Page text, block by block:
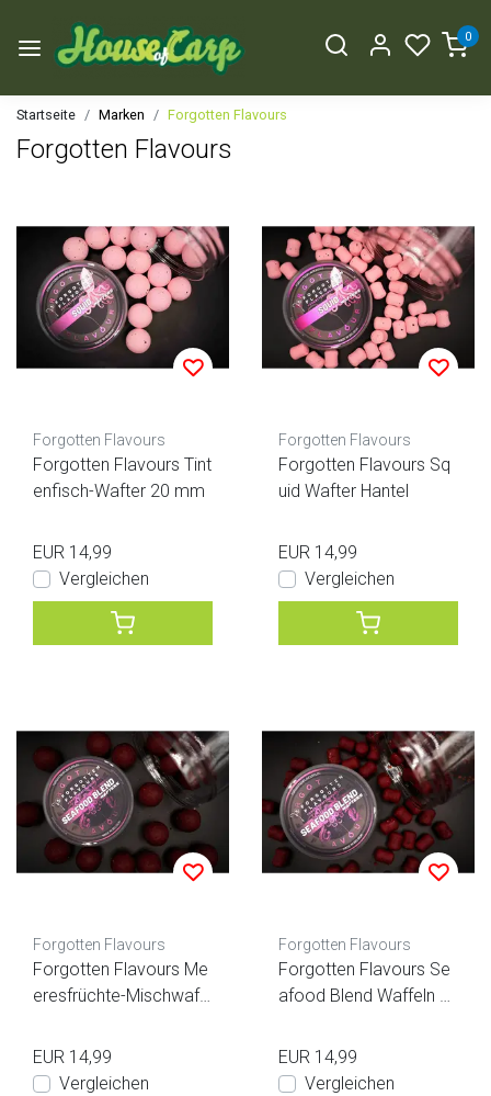
0
Startseite Marken Forgotten Flavours
Forgotten Flavours
Forgotten Flavours
Forgotten Flavours Tint
enfisch-Wafter 20 mm
EUR 14,99
Vergleichen
Forgotten Flavours
Forgotten Flavours Sq
uid Wafter Hantel
EUR 14,99
Vergleichen
Forgotten Flavours
Forgotten Flavours Me
eresfrüchte-Mischwaff
EUR 14,99
Vergleichen
Forgotten Flavours
Forgotten Flavours Se
afood Blend Waffeln D
EUR 14,99
Vergleichen